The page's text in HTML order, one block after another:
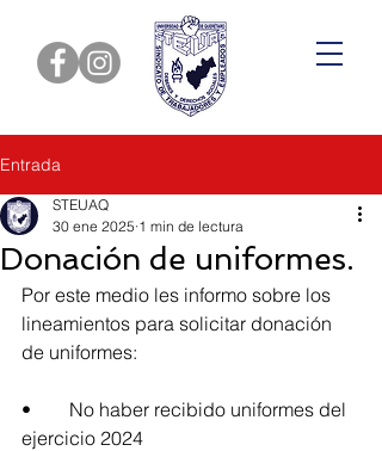
Entrada
Donación de uniformes.
STEUAQ
30 ene 2025 1 min de lectura
Por este medio les informo sobre los
lineamientos para solicitar donación
de uniformes:
•	No haber recibido uniformes del
ejercicio 2024